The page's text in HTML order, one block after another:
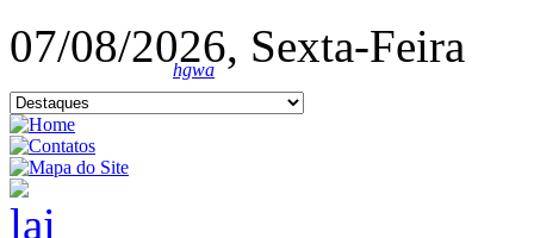
07/08/2026, Sexta-Feira
hgwa